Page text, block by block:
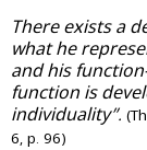
“There exists a
what he
and his
function is
individuality”.
6, p. 96)